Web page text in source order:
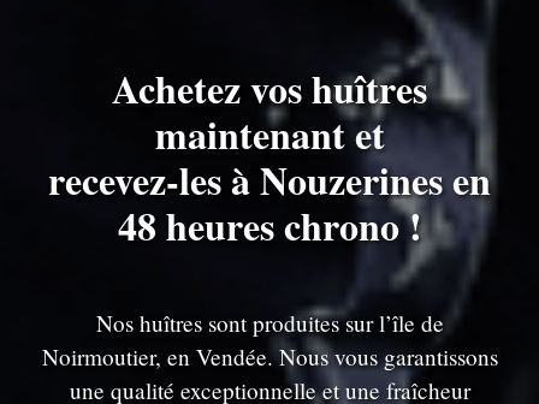
Achetez vos huîtres
maintenant et
recevez-les à Nouzerines en
48 heures chrono !
Nos huîtres sont produites sur l’île de
Noirmoutier, en Vendée. Nous vous garantissons
une qualité exceptionnelle et une fraîcheur